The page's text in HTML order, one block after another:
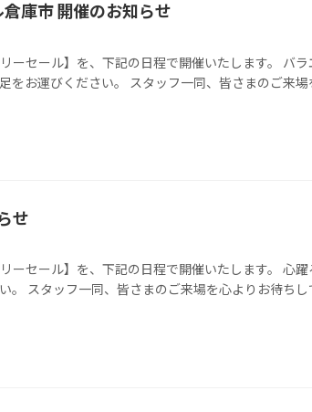
庫市 開催のお知らせ
ーセール】を、下記の日程で開催いたします。 バ
をお運びください。 スタッフ一同、皆さまのご来
せ
ーセール】を、下記の日程で開催いたします。 心
。 スタッフ一同、皆さまのご来場を心よりお待ちし